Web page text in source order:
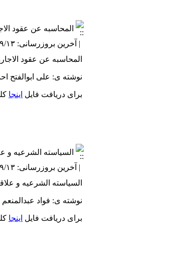
المحاسبه عن عقود
| آخرین بروزرسانی: ۱۳۹۱/۹/۱۳ |
المحاسبه عن عقود
نوشته ی: علی ابوالفتح
برای دریافت فایل اینجا
السیاسته الشرعیه و
| آخرین بروزرسانی: ۱۳۹۱/۹/۱۳ |
السیاسته الشرعیه و
نوشته ی: فواد عبدالمنعم
برای دریافت فایل اینجا